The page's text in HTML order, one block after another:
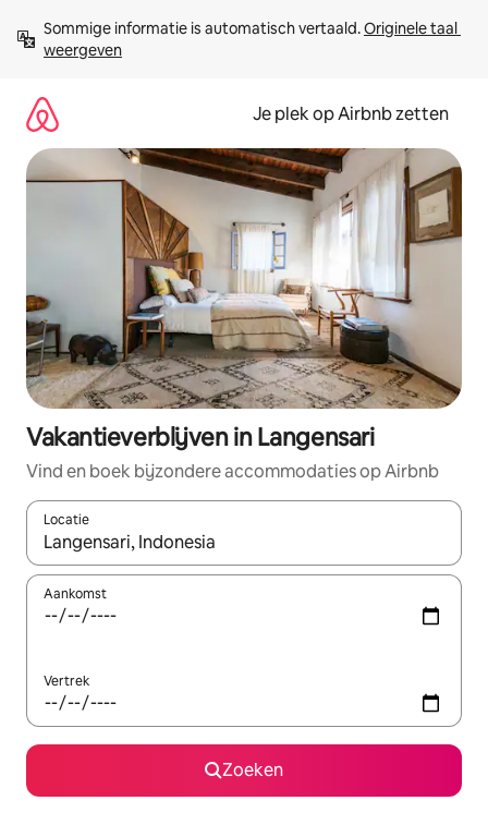
direct
naar
Sommige informatie is automatisch vertaald. Originele taal
weergeven
Je plek op Airbnb zetten
Vakantieverblijven in Langensari
Vind en boek bijzondere accommodaties op Airbnb
Locatie
Wanneer er resultaten beschikbaar zijn, maak je een keuze
Aankomst
Vertrek
Zoeken